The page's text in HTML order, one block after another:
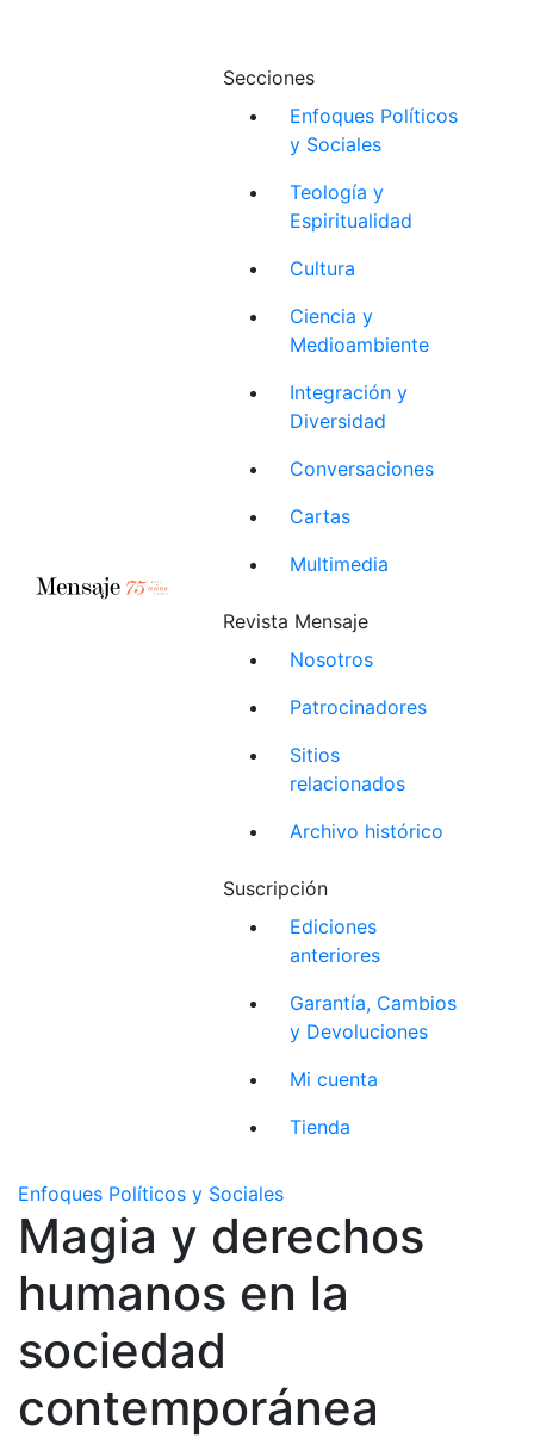
Secciones
Enfoques Políticos
y Sociales
Teología y
Espiritualidad
Cultura
Ciencia y
Medioambiente
Integración y
Diversidad
Conversaciones
Cartas
Multimedia
Revista Mensaje
Nosotros
Patrocinadores
Sitios
relacionados
Archivo histórico
Suscripción
Ediciones
anteriores
Garantía, Cambios
y Devoluciones
Mi cuenta
Tienda
Enfoques Políticos y Sociales
Magia y derechos
humanos en la
sociedad
contemporánea